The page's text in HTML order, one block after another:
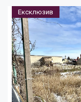
Ексклюзив